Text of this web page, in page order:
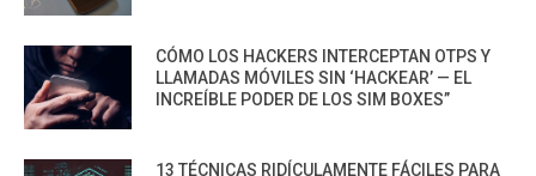
CÓMO LOS HACKERS INTERCEPTAN OTPS Y
LLAMADAS MÓVILES SIN ‘HACKEAR’ — EL
INCREÍBLE PODER DE LOS SIM BOXES”
13 TÉCNICAS RIDÍCULAMENTE FÁCILES PARA